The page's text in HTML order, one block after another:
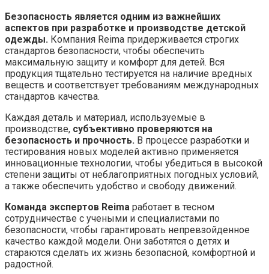
Безопасность является одним из важнейших
аспектов при разработке и производстве детской
одежды. Компания Reima придерживается строгих
стандартов безопасности, чтобы обеспечить
максимальную защиту и комфорт для детей. Вся
продукция тщательно тестируется на наличие вредных
веществ и соответствует требованиям международных
стандартов качества.
Каждая деталь и материал, используемые в
производстве, субъективно проверяются на
безопасность и прочность. В процессе разработки и
тестирования новых моделей активно применяется
инновационные технологии, чтобы убедиться в высокой
степени защиты от неблагоприятных погодных условий,
а также обеспечить удобство и свободу движений.
Команда экспертов Reima работает в тесном
сотрудничестве с учеными и специалистами по
безопасности, чтобы гарантировать непревзойденное
качество каждой модели. Они заботятся о детях и
стараются сделать их жизнь безопасной, комфортной и
радостной.